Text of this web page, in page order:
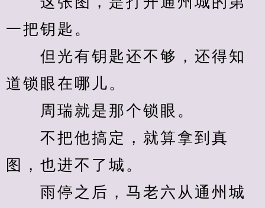
一把钥匙。
但光有钥匙还不够，还得知
道锁眼在哪儿。
周瑞就是那个锁眼。
不把他搞定，就算拿到真
图，也进不了城。
雨停之后，马老六从通州城